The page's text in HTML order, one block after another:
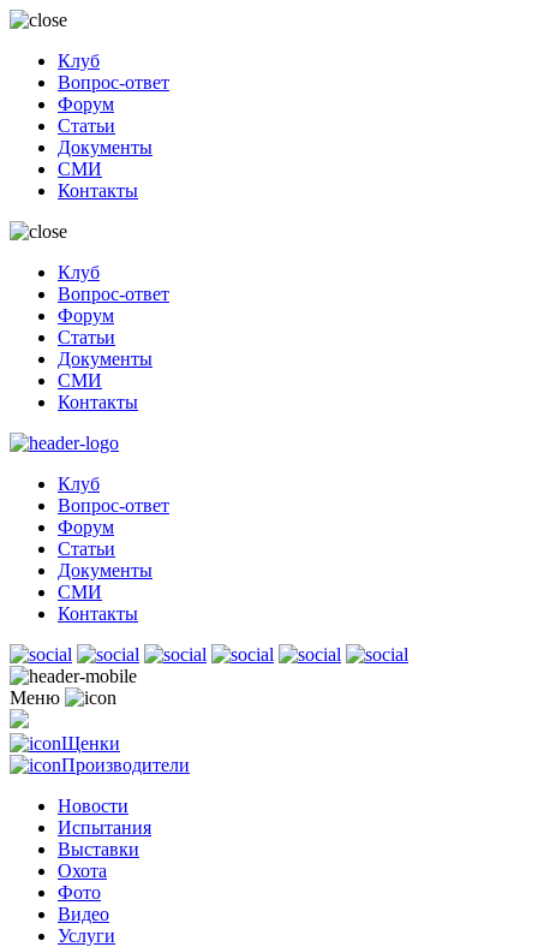
Клуб
Вопрос-ответ
Форум
Статьи
Документы
СМИ
Контакты
Клуб
Вопрос-ответ
Форум
Статьи
Документы
СМИ
Контакты
Клуб
Вопрос-ответ
Форум
Статьи
Документы
СМИ
Контакты
Меню
Щенки
Производители
Новости
Испытания
Выставки
Охота
Фото
Видео
Услуги